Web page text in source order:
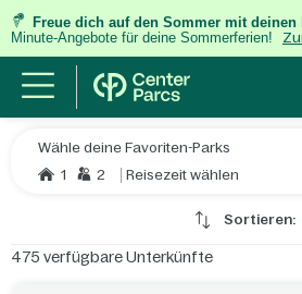
Freue dich auf den Sommer mit deinen
Minute-Angebote für deine Sommerferien!
Wähle deine Favoriten-Parks
1
2 Reisezeit wählen
Sortieren:
475 verfügbare Unterkünfte